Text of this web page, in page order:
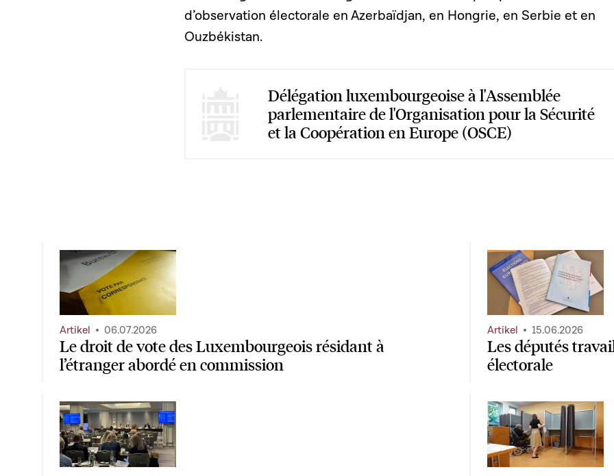
d’observation électorale en Azerbaïdjan, en Hongrie, en Serbie et en
Ouzbékistan.
Délégation luxembourgeoise à l'Assemblée
parlementaire de l'Organisation pour la Sécurité
et la Coopération en Europe (OSCE)
Le droit de vote des Luxembourgeois résidant à
l’étranger abordé en commission
Artikel 06.07.2026
Les députés
électorale
Artikel 15.06.2026